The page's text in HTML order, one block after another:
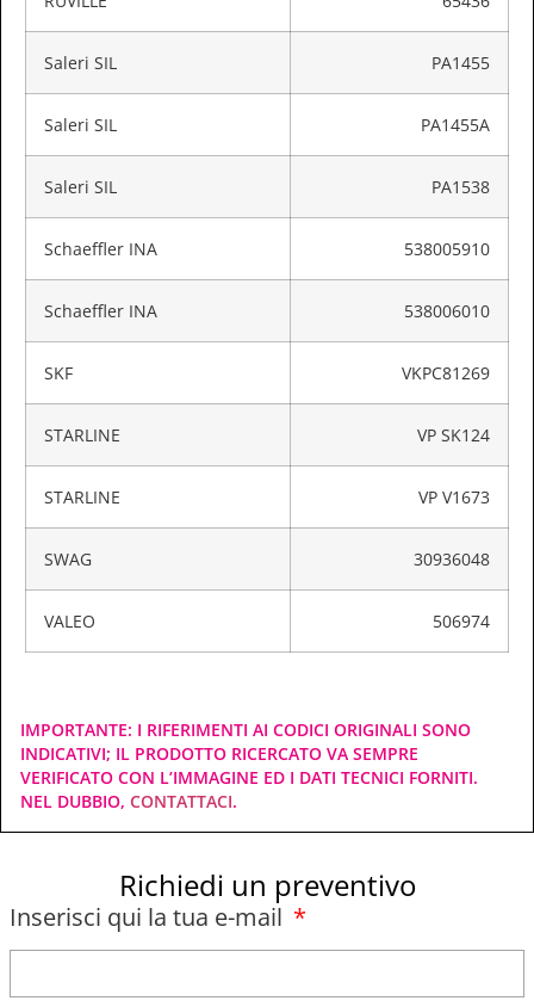
Saleri SIL PA1455
Saleri SIL PA1455A
Saleri SIL PA1538
Schaeffler INA 538005910
Schaeffler INA 538006010
SKF VKPC81269
STARLINE VP SK124
STARLINE VP V1673
SWAG 30936048
VALEO 506974
IMPORTANTE: I RIFERIMENTI AI CODICI ORIGINALI SONO
INDICATIVI; IL PRODOTTO RICERCATO VA SEMPRE
VERIFICATO CON L’IMMAGINE ED I DATI TECNICI FORNITI.
NEL DUBBIO, CONTATTACI.
Richiedi un preventivo
Inserisci qui la tua e-mail